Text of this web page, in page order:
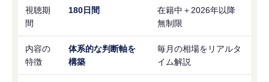
視聴期
間
180日間
在籍中＋2026年以降
無制限
内容の
特徴
体系的な判断軸を
構築
毎月の相場をリアルタ
イム解説